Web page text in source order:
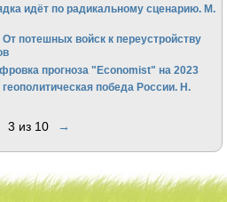
идёт по радикальному сценарию. М.
потешных войск к переустройству
прогноза "Economist" на 2023
победа России. Н.
3 из 10 →